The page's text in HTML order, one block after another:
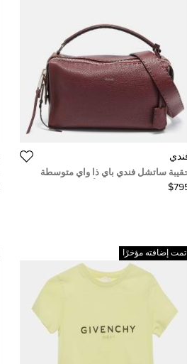
ساتشل فندي باي ذا واي متوسطة
لؤلؤ صناعي جلد أسود
تمت إضافته مؤخرًا